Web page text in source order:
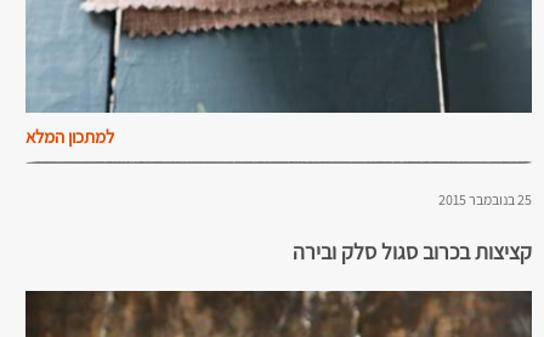
למתכון המלא
25 בנובמבר 2015
קציצות בכרוב סגול סלק ובירה